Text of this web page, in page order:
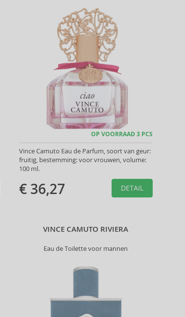
OP VOORRAAD 3 PCS
Vince Camuto Eau de Parfum, soort van geur:
fruitig, bestemming: voor vrouwen, volume:
100 ml.
€ 36,27 DETAIL
VINCE CAMUTO RIVIERA
Eau de Toilette voor mannen